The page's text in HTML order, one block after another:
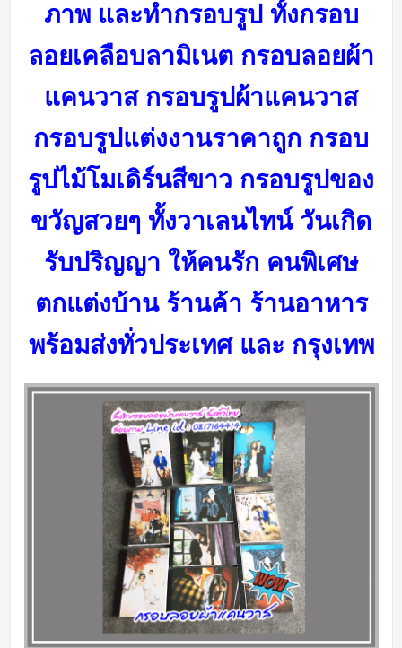
ภาพ และทำกรอบรูป ทั้งกรอบ
ลอยเคลือบลามิเนต กรอบลอยผ้า
แคนวาส กรอบรูปผ้าแคนวาส
กรอบรูปแต่งงานราคาถูก กรอบ
รูปไม้โมเดิร์นสีขาว กรอบรูปของ
ขวัญสวยๆ ทั้งวาเลนไทน์ วันเกิด
รับปริญญา ให้คนรัก คนพิเศษ
ตกแต่งบ้าน ร้านค้า ร้านอาหาร
พร้อมส่งทั่วประเทศ และ กรุงเทพ